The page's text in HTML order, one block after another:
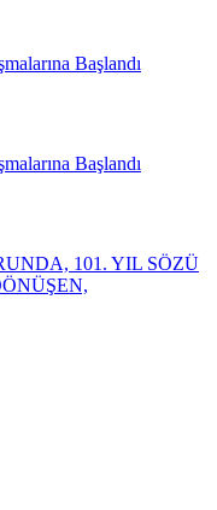
Başlandı
Başlandı
101. YIL SÖZÜ